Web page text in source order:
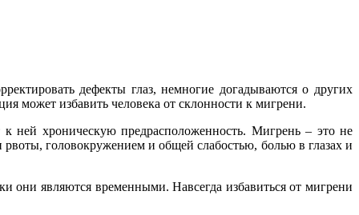
дефекты глаз, немногие догадываются о других
может избавить человека от склонности к мигрени.
ней хроническую предрасположенность. Мигрень – это не
головокружением и общей слабостью, болью в глазах и
они являются временными. Навсегда избавиться от мигрени